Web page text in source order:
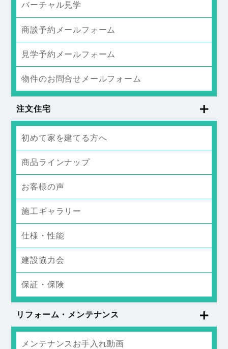
バーチャル見学
商談予約メールフォーム
見学予約メールフォーム
物件のお問合せメールフォーム
注文住宅
初めて家を建てる方へ
商品ラインナップ
お客様の声
施工ギャラリー
仕様・性能
建設協力会
保証・保険
リフォーム・メンテナンス
メンテナンスお手入れ動画